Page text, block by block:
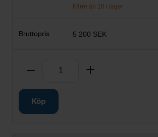
Färre än 10 i lager
5 200 SEK
Ta bort
Köp